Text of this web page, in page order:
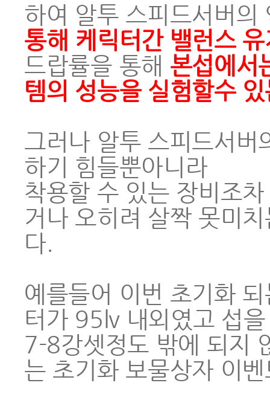
하여 알투 스피드서버
통해 케릭터간 밸런스
드랍률을 통해 본섭에서
템의 성능을 실험할수
그러나 알투 스피드서
하기 힘들뿐아니라
착용할 수 있는 장비조
거나 오히려 살짝 못미
다.
예를들어 이번 초기화
터가 95lv 내외였고 섭
7-8강셋정도 밖에 되지
는 초기화 보물상자 이